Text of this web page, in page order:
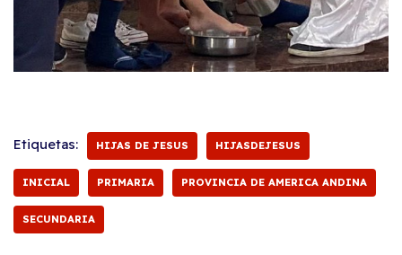
Etiquetas: HIJAS DE JESUS HIJASDEJESUS
INICIAL PRIMARIA PROVINCIA DE AMERICA ANDINA
SECUNDARIA